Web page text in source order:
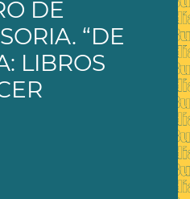
DE
“DE
LIBROS